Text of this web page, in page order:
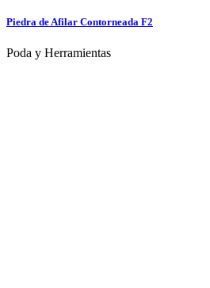
Piedra de Afilar Contorneada F2
Poda y Herramientas